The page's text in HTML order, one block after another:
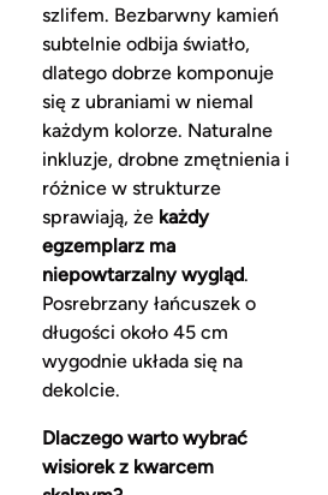
szlifem. Bezbarwny kamień
subtelnie odbija światło,
dlatego dobrze komponuje
się z ubraniami w niemal
każdym kolorze. Naturalne
inkluzje, drobne zmętnienia i
różnice w strukturze
sprawiają, że każdy
egzemplarz ma
niepowtarzalny wygląd.
Posrebrzany łańcuszek o
długości około 45 cm
wygodnie układa się na
dekolcie.
Dlaczego warto wybrać
wisiorek z kwarcem